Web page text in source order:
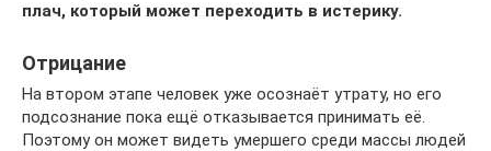
плач, который может переходить в истерику.
Отрицание
На втором этапе человек уже осознаёт утрату, но его
подсознание пока ещё отказывается принимать её.
Поэтому он может видеть умершего среди массы людей